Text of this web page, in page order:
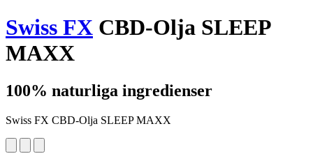
Swiss FX CBD-Olja SLEEP
MAXX
100% naturliga ingredienser
Swiss FX CBD-Olja SLEEP MAXX